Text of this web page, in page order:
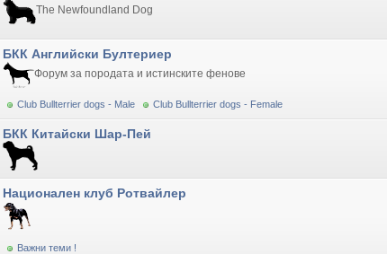
The Newfoundland Dog
БКК Английски Бултериер
Форум за породата и истинските фенове
Club Bullterrier dogs - Male Club Bullterrier dogs - Female
БКК Китайски Шар-Пей
Национален клуб Ротвайлер
Важни теми !